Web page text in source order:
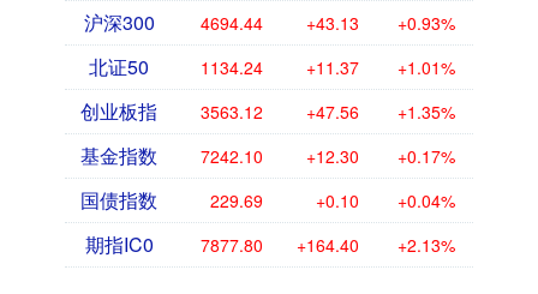
沪深300 4694.44 +43.13 +0.93%
北证50 1134.24 +11.37 +1.01%
创业板指 3563.12 +47.56 +1.35%
基金指数 7242.10 +12.30 +0.17%
国债指数 229.69 +0.10 +0.04%
期指IC0 7877.80 +164.40 +2.13%